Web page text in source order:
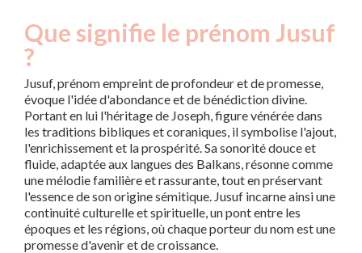
Que signifie le prénom Jusuf
?
Jusuf, prénom empreint de profondeur et de promesse,
évoque l'idée d'abondance et de bénédiction divine.
Portant en lui l'héritage de Joseph, figure vénérée dans
les traditions bibliques et coraniques, il symbolise l'ajout,
l'enrichissement et la prospérité. Sa sonorité douce et
fluide, adaptée aux langues des Balkans, résonne comme
une mélodie familière et rassurante, tout en préservant
l'essence de son origine sémitique. Jusuf incarne ainsi une
continuité culturelle et spirituelle, un pont entre les
époques et les régions, où chaque porteur du nom est une
promesse d'avenir et de croissance.